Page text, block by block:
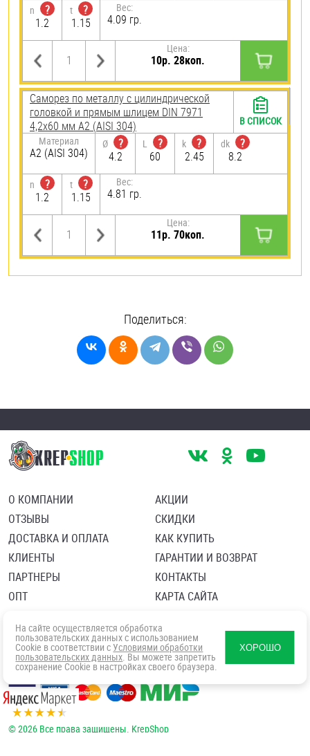
n
?
1.2
t
?
1.15
Вес:
4.09 гр.
Цена:
10р. 28коп.
Саморез по металлу с цилиндрической
головкой и прямым шлицем DIN 7971
4,2х60 мм А2 (AISI 304)
Материал
А2 (AISI 304)
Ø
?
4.2
L
?
60
k
?
2.45
dk
?
8.2
n
?
1.2
t
?
1.15
Вес:
4.81 гр.
Цена:
11р. 70коп.
В СПИСОК
Поделиться:
О КОМПАНИИ
ОТЗЫВЫ
ДОСТАВКА И ОПЛАТА
КЛИЕНТЫ
ПАРТНЕРЫ
ОПТ
АКЦИИ
СКИДКИ
КАК КУПИТЬ
ГАРАНТИИ И ВОЗВРАТ
КОНТАКТЫ
КАРТА САЙТА
Политика в отношении обработки персональных данных
Согласие посетителя сайта на обработку персональных данны
© 2026 Все права защищены. KrepShop
На сайте осуществляется обработка
пользовательских данных с использованием
Cookie в соответствии с Условиями обработки
пользовательских данных. Вы можете запретить
сохранение Cookie в настройках своего браузера.
ХОРОШО